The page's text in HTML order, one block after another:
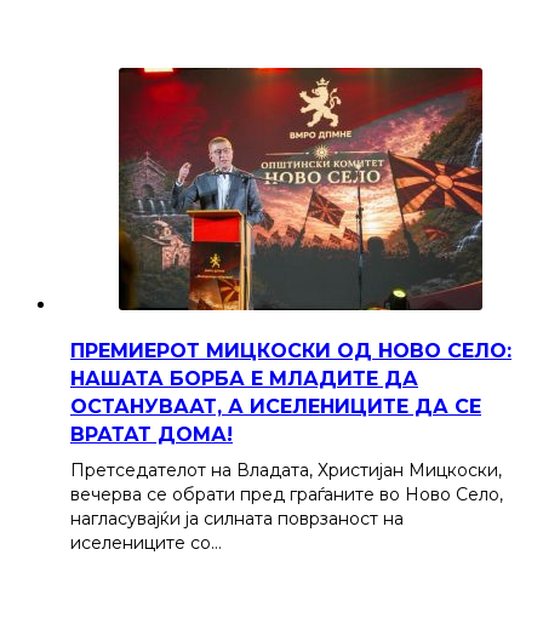
ПРЕМИЕРОТ МИЦКОСКИ ОД НОВО СЕЛО:
НАШАТА БОРБА Е МЛАДИТЕ ДА
ОСТАНУВААТ, А ИСЕЛЕНИЦИТЕ ДА СЕ
ВРАТАТ ДОМА!
Претседателот на Владата, Христијан Мицкоски,
вечерва се обрати пред граѓаните во Ново Село,
нагласувајќи ја силната поврзаност на
иселениците со…